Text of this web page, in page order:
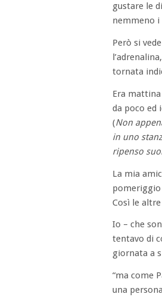
gustare le
nemmeno i
Però si
tornata
Era
da poco ed
(Non
in uno
ripenso
La mia
pomeriggio
Così le
Io – che
tentavo di
giornata a
“ma come
una